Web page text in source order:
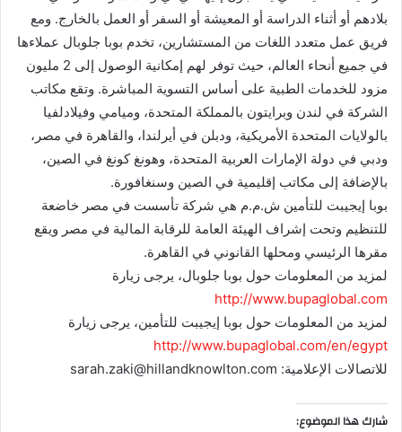
بلادهم أو أثناء الدراسة أو المعيشة أو السفر أو العمل بالخارج. ومع
فريق عمل متعدد اللغات من المستشارين، تخدم بوبا جلوبال عملاءها
في جميع أنحاء العالم، حيث توفر لهم إمكانية الوصول إلى 2 مليون
مزود للخدمات الطبية على أساس التسوية المباشرة. وتقع مكاتب
الشركة في لندن وبرايتون بالمملكة المتحدة، وميامي وفيلادلفيا
بالولايات المتحدة الأمريكية، ودبلن في أيرلندا، والقاهرة في مصر،
ودبي في دولة الإمارات العربية المتحدة، وهونغ كونغ في الصين،
بالإضافة إلى مكاتب إقليمية في الصين وسنغافورة.
بوبا إيجيبت للتأمين ش.م.م هي شركة تأسست في مصر خاضعة
للتنظيم وتحت إشراف الهيئة العامة للرقابة المالية في مصر ويقع
مقرها الرئيسي ومحلها القانوني في القاهرة.
لمزيد من المعلومات حول بوبا جلوبال، يرجى زيارة
http://www.bupaglobal.com
لمزيد من المعلومات حول بوبا إيجيبت للتأمين، يرجى زيارة
http://www.bupaglobal.com/en/egypt
للاتصالات الإعلامية: sarah.zaki@hillandknowlton.com
شارك هذا الموضوع: